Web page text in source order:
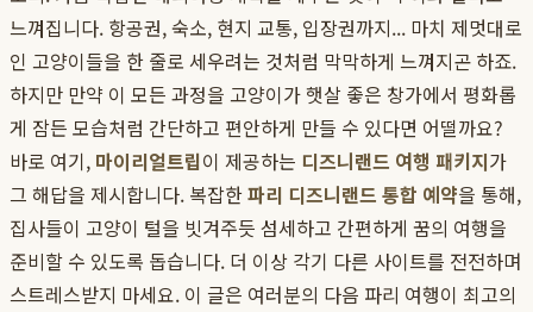
느껴집니다. 항공권, 숙소, 현지 교통, 입장권까지... 마치 제멋대로
인 고양이들을 한 줄로 세우려는 것처럼 막막하게 느껴지곤 하죠.
하지만 만약 이 모든 과정을 고양이가 햇살 좋은 창가에서 평화롭
게 잠든 모습처럼 간단하고 편안하게 만들 수 있다면 어떨까요?
바로 여기, 마이리얼트립이 제공하는 디즈니랜드 여행 패키지가
그 해답을 제시합니다. 복잡한파리 디즈니랜드 통합 예약을 통해,
집사들이 고양이 털을 빗겨주듯 섬세하고 간편하게 꿈의 여행을
준비할 수 있도록 돕습니다. 더 이상 각기 다른 사이트를 전전하며
스트레스받지 마세요. 이 글은 여러분의 다음 파리 여행이 최고의